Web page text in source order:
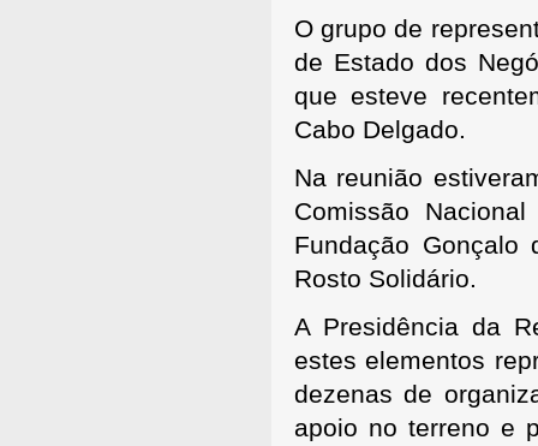
O grupo de
de Estado dos
que esteve
Cabo Delgado.
Na reunião
Comissão
Fundação
Rosto Solidário.
A Presidência da
estes elementos
dezenas de
apoio no terreno e